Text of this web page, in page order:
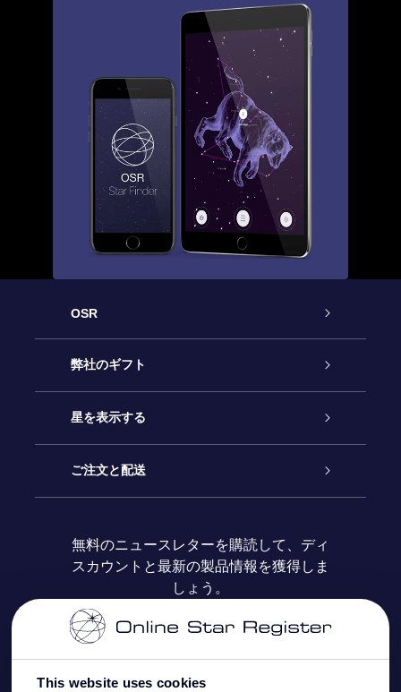
This website uses cookies
OSR
カスタマーサービス
お問い合わせ
ブログ
レビュー
弊社のギフト
Online Starギフト
OSRギフトパック
OSR ギフトカード
法人ギフト
星を表示する
星の登録
カスタマイズされたStar Page
One Million Stars
OSR Starsaver
ご注文と配送
お支払いに関する情報
配送に関する情報
返品ポリシ
無料のニュースレターを購読して、ディ
スカウントと最新の製品情報を獲得しま
しょう。